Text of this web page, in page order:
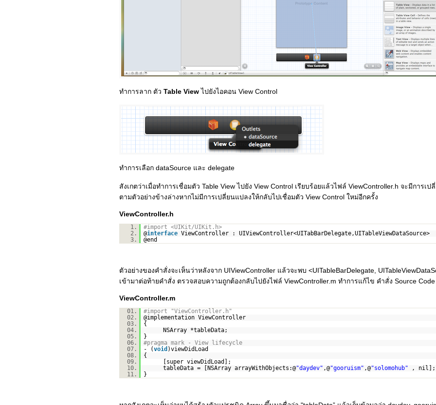
ทำการลาก ตัว Table Viewไปยังไอคอน View Control
ทำการเลือก dataSource และ delegate
สังเกตว่าเมื่อทำการเชื่อมตัว Table View ไปยัง View Control เรียบร้อยแล้วไฟล์ ViewController.h จะมีการเป
ตามตัวอย่างข้างล่างหากไม่มีการเปลี่ยนแปลงให้กลับไปเชื่อมตัว View Control ใหม่อีกครั้ง
ViewController.h
1.
#import <UIKit/UIKit.h>
2.
@interface ViewController : UIViewController<UITabBarDelegate,UITableViewDataSource>
3.
@end
ตัวอย่างของคำสั่งจะเห็นว่าหลังจาก UIViewController แล้วจะพบ <UITableBarDelegate,
เข้ามาต่อท้ายคำสั่ง ตรวจสอบความถูกต้องกลับไปยังไฟล์ ViewController.m ทำการแก้ไข คำสั่ง Source
ViewController.m
01.
#import "ViewController.h"
02.
@implementation ViewController
03.
{
04.
NSArray *tableData;
05.
}
06.
#pragma mark - View lifecycle
07.
- (void )viewDidLoad
08.
{
09.
[super viewDidLoad];
10.
tableData = [NSArray arrayWithObjects:@"daydev" ,@"gooruism" ,@"solomohub"
, nil];
11.
}